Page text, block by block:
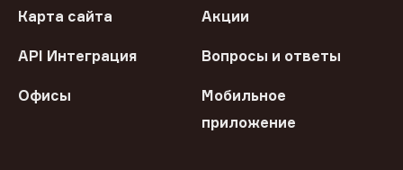
Карта сайта Акции
API Интеграция Вопросы и ответы
Офисы
Мобильное
приложение